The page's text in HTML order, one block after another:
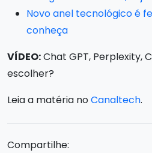
Novo anel tecnológico é
conheça
VÍDEO:Chat GPT, Perplexity,
escolher?
Leia a matéria noCanaltech.
Compartilhe: